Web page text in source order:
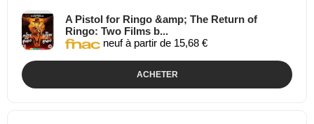
A Pistol for Ringo &amp; The Return of
Ringo: Two Films b...
neuf à partir de 15,68 €
ACHETER